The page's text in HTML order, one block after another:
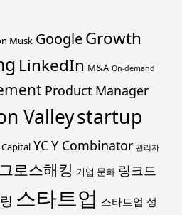
Musk GoogleGrowth
LinkedIn M&A On-demand
Product Manager
Valleystartup
YCY Combinator 관리자
그로스해킹 기업 문화 링크드
스타트업 스타트업 성